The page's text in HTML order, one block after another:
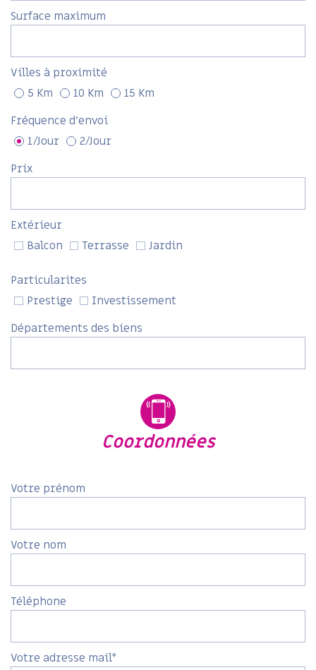
Surface maximum
Villes à proximité
5 Km
10 Km
15 Km
Fréquence d'envoi
1/Jour
2/Jour
Prix
Extérieur
Balcon
Terrasse Jardin
Particularites
Prestige
Investissement
Départements des biens
coordonnées
Votre prénom
Votre nom
Téléphone
Votre adresse mail*